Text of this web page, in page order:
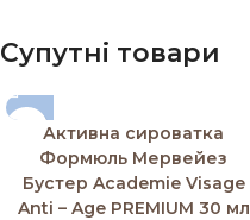
Супутні товари
Активна сироватка
Формюль Мервейез
Бустер Academie Visage
Anti – Age PREMIUM 30 мл